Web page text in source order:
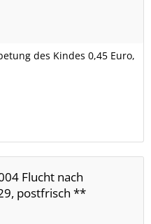
des Kindes 0,45 Euro,